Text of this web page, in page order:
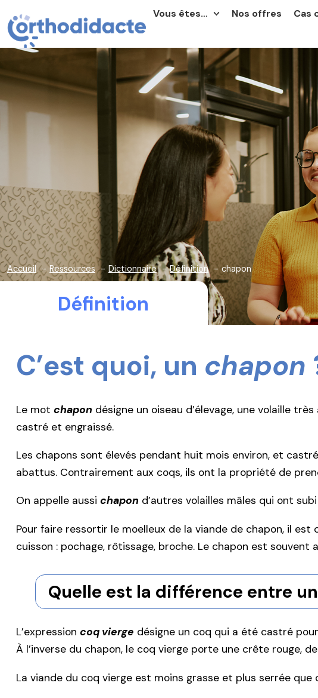
Vous êtes… Nos offres Cas
Accueil Ressources Dictionnaire Définition chapon
Définition
C’est quoi, un chapon
Le mot chapon désigne un oiseau d’élevage, une volaille
castré et engraissé.
Les chapons sont élevés pendant huit mois environ, et
abattus. Contrairement aux coqs, ils ont la propriété de
On appelle aussi chapon d’autres volailles mâles qui ont
Pour faire ressortir le moelleux de la viande de chapon, il
cuisson : pochage, rôtissage, broche. Le chapon est
Quelle est la différence entre
L’expression coq vierge désigne un coq qui a été castré
À l’inverse du chapon, le coq vierge porte une crête rouge,
La viande du coq vierge est moins grasse et plus serrée